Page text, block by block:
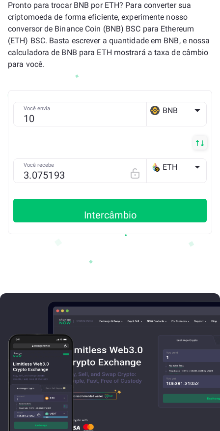
Pronto para trocar BNB por ETH? Para converter sua
criptomoeda de forma eficiente, experimente nosso
conversor de Binance Coin (BNB) BSC para Ethereum
(ETH) BSC. Basta escrever a quantidade em BNB, e nossa
calculadora de BNB para ETH mostrará a taxa de câmbio
para você.
Você envia BNB
Você recebe ETH
Intercâmbio